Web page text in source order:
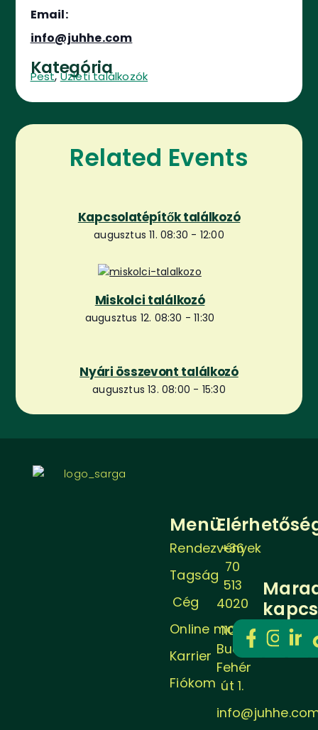
Email:
info@juhhe.com
Kategória
Pest,Üzleti találkozók
Related Events
Kapcsolatépítők találkozó
augusztus 11. 08:30 - 12:00
Miskolci találkozó
augusztus 12. 08:30 -11:30
Nyári összevont találkozó
augusztus 13. 08:00 - 15:30
Menü
Rendezvények
Tagság
Cég
Online magazin
Karrier
Fiókom
+36
70
513
4020
1106
Budapest,
Fehér
út 1.